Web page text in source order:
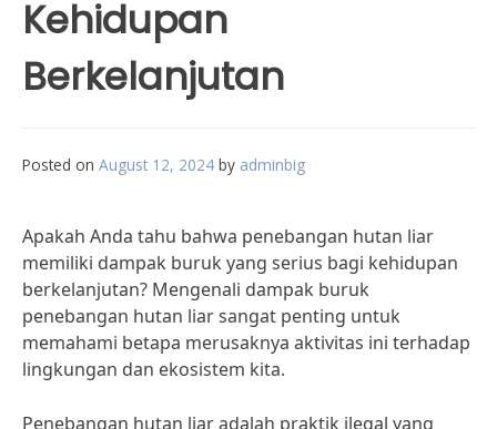
Kehidupan
Berkelanjutan
Posted on August 12, 2024 by adminbig
Apakah Anda tahu bahwa penebangan hutan liar
memiliki dampak buruk yang serius bagi kehidupan
berkelanjutan? Mengenali dampak buruk
penebangan hutan liar sangat penting untuk
memahami betapa merusaknya aktivitas ini terhadap
lingkungan dan ekosistem kita.
Penebangan hutan liar adalah praktik ilegal yang